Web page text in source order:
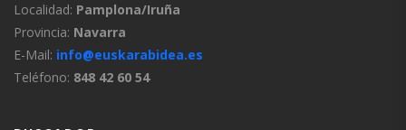
Localidad: Pamplona/Iruña
Provincia: Navarra
E-Mail: info@euskarabidea.es
Teléfono: 848 42 60 54